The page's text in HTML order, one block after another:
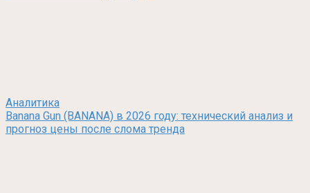
Аналитика
Banana Gun (BANANA) в 2026 году: технический анализ и
прогноз цены после слома тренда